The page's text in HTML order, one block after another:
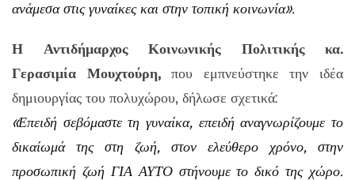
ανάμεσα στις γυναίκες και στην τοπική κοινωνία».
Η Αντιδήμαρχος Κοινωνικής Πολιτικής κα.
Γερασιμία Μουχτούρη,που εμπνεύστηκε την ιδέα
δημιουργίας του πολυχώρου, δήλωσε σχετικά:
«Επειδή σεβόμαστε τη γυναίκα, επειδή αναγνωρίζουμε το
δικαίωμά της στη ζωή, στον ελεύθερο χρόνο, στην
προσωπική ζωή ΓΙΑ ΑΥΤΟ στήνουμε το δικό της χώρο.